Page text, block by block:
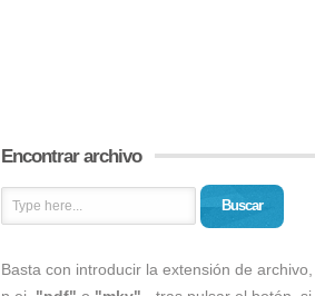
Encontrar archivo
Buscar
Basta con introducir la extensión de archivo,